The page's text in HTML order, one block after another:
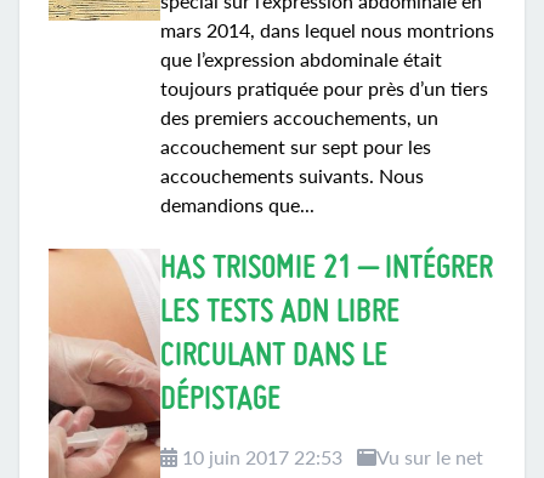
mars 2014, dans lequel nous montrions
que l’expression abdominale était
toujours pratiquée pour près d’un tiers
des premiers accouchements, un
accouchement sur sept pour les
accouchements suivants. Nous
demandions que...
HAS TRISOMIE 21 – INTÉGRER
LES TESTS ADN LIBRE
CIRCULANT DANS LE
DÉPISTAGE
10 juin 2017 22:53
Vu sur le net